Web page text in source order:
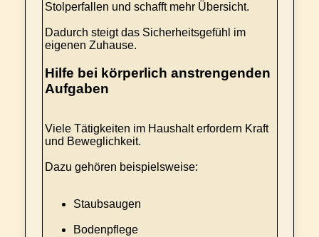
Stolperfallen und schafft mehr Übersicht.
Dadurch steigt das Sicherheitsgefühl im
eigenen Zuhause.
Hilfe bei körperlich anstrengenden
Aufgaben
Viele Tätigkeiten im Haushalt erfordern Kraft
und Beweglichkeit.
Dazu gehören beispielsweise:
Staubsaugen
Bodenpflege